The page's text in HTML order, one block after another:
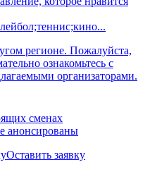
регионе. Пожалуйста,
ознакомьтесь с
организаторами.
сменах
анонсированы
Оставить заявку